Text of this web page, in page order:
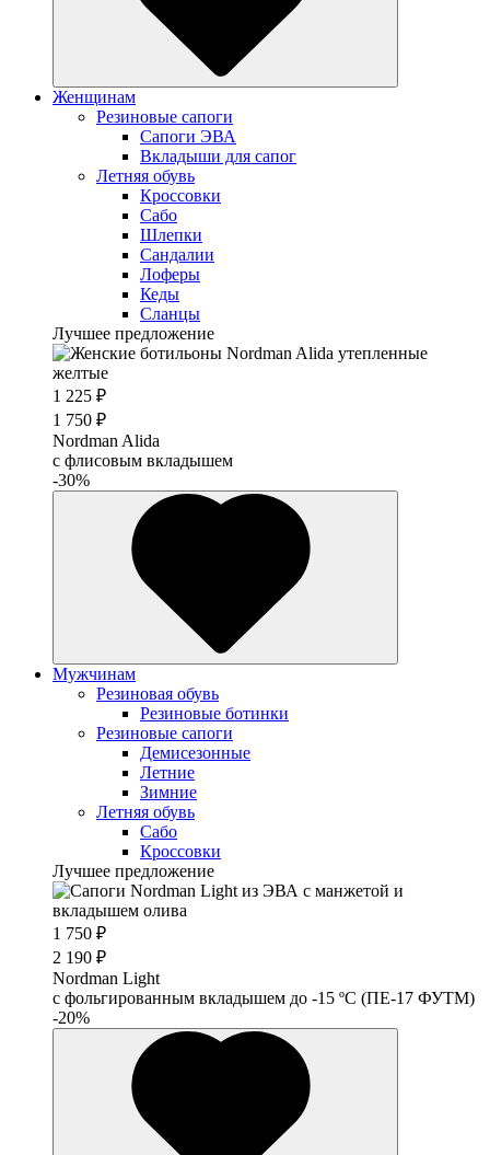
Женщинам
Резиновые сапоги
Cапоги ЭВА
Вкладыши для сапог
Летняя обувь
Кроссовки
Сабо
Шлепки
Сандалии
Лоферы
Кеды
Сланцы
Лучшее предложение
1 225 ₽
1 750 ₽
Nordman Alida
с флисовым вкладышем
-30%
Мужчинам
Резиновая обувь
Резиновые ботинки
Резиновые сапоги
Демисезонные
Летние
Зимние
Летняя обувь
Сабо
Кроссовки
Лучшее предложение
1 750 ₽
2 190 ₽
Nordman Light
c фольгированным вкладышем до -15 ºС (ПЕ-17 ФУТМ)
-20%